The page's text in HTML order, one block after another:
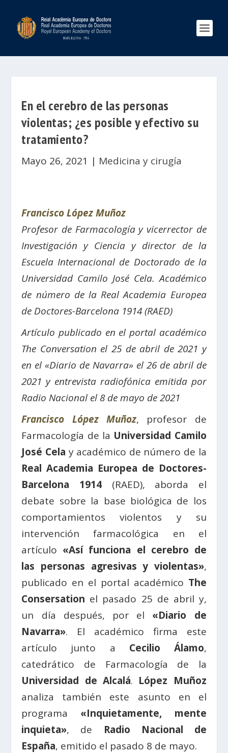
En el cerebro de las personas
violentas; ¿es posible y efectivo su
tratamiento?
Mayo 26, 2021 | Medicina y cirugía
Francisco López Muñoz
Profesor de Farmacología y vicerrector de
Investigación y Ciencia y director de la
Escuela Internacional de Doctorado de la
Universidad Camilo José Cela.Académico
de número de la Real Academia Europea
de Doctores-Barcelona 1914 (RAED)
Artículo publicado en el portal académico
The Conversation el 25 de abril de 2021 y
en el «Diario de Navarra» el 26 de abril de
2021 y entrevista radiofónica emitida por
Radio Nacional el 8 de mayo de 2021
Francisco López Muñoz, profesor de
Farmacología de la Universidad Camilo
José Cela y académico de número de la
Real Academia Europea de Doctores-
Barcelona 1914(RAED), aborda el
debate sobre la base biológica de los
comportamientos violentos y su
intervención farmacológica en el
artículo «Así funciona el cerebro de
las personas agresivas y violentas»,
publicado en el portal académico The
Consersation el pasado 25 de abril y,
un día después, por el «Diario de
Navarra». El académico firma este
artículo junto a Cecilio Álamo,
catedrático de Farmacología de la
Universidad de Alcalá. López Muñoz
analiza también este asunto en el
programa «Inquietamente, mente
inquieta», de Radio Nacional de
España, emitido el pasado 8 de mayo.